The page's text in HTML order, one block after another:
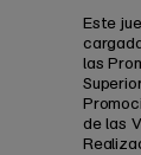
Este
las
de las